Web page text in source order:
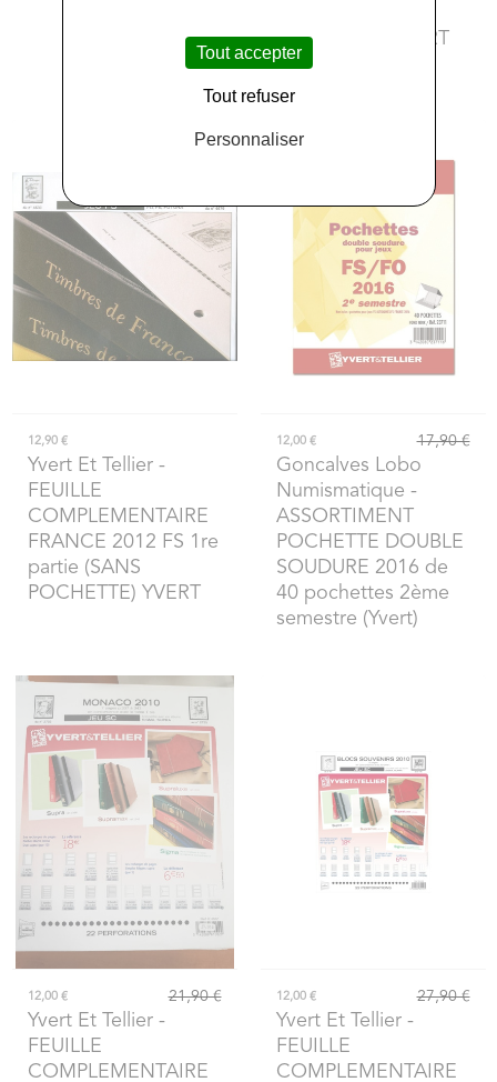
POCHETTE) YVERT
ET TELLIER
12,90 €
Yvert Et Tellier-
FEUILLE
COMPLEMENTAIRE
FRANCE 2012 FS 1re
partie (SANS
POCHETTE) YVERT
12,00 € 17,90 €
Goncalves Lobo
Numismatique -
ASSORTIMENT
POCHETTE DOUBLE
SOUDURE 2016 de
40 pochettes 2ème
semestre (Yvert)
12,00 € 21,90 €
Yvert Et Tellier-
FEUILLE
COMPLEMENTAIRE
12,00 € 27,90 €
Yvert Et Tellier-
FEUILLE
COMPLEMENTAIRE
Tout accepter
Tout refuser
Personnaliser